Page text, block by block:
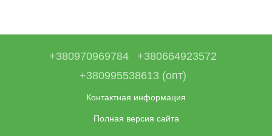
+380970969784
+380664923572
+380995538613 (опт)
Контактная информация
Полная версия сайта